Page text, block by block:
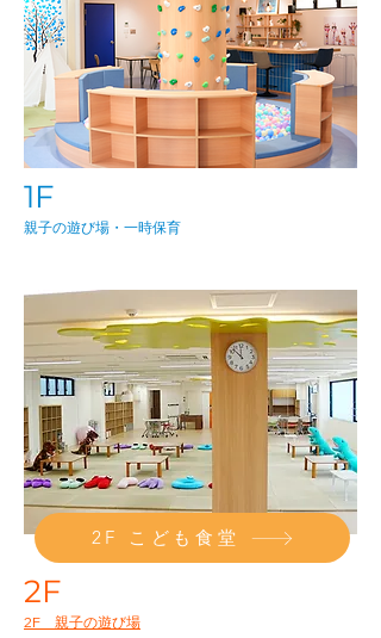
1F
​親子の遊び場・一時保育
2F こども食堂
2F
​2F 親子の遊び場